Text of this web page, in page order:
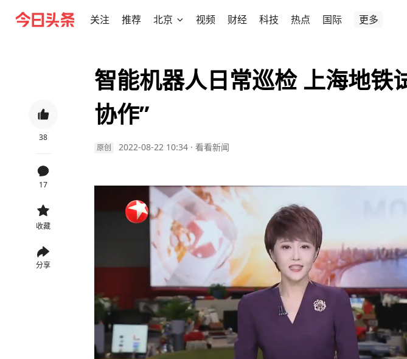
关注 推荐 北京 视频 财经 科技 热点 国际 更多
38
17
收藏
分享
智能机器人日常巡检 上海地铁
协作”
原创 2022-08-22 10:34 · 看看新闻